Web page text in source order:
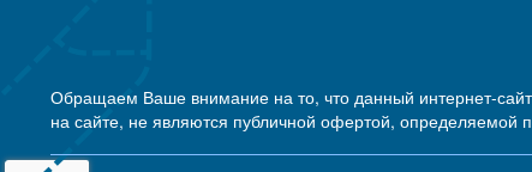
Обращаем Ваше внимание на то, что данный интернет-
на сайте, не являются публичной офертой, определяемой